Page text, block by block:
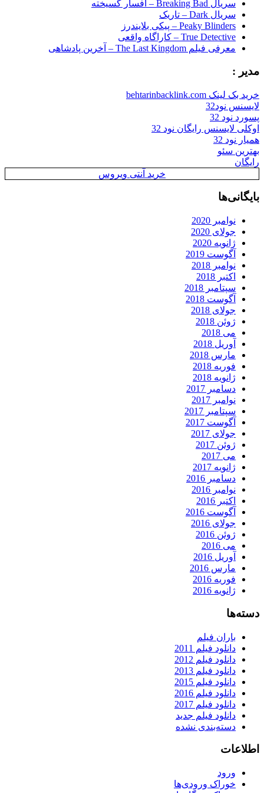
سریال Breaking Bad – افسار گسیخته
سریال Dark – تاریک
Peaky Blinders – پیکی بلایندرز
True Detective – کاراگاه واقعی
معرفی فیلم The Last Kingdom – آخرین پادشاهی
مدیر :
خرید بک لینک behtarinbacklink.com
لایسنس نود32
پسورد نود 32
اوکلی لایسنس رایگان نود 32
همیار نود 32
بهترین سئو
رایگان
خرید آنتی ویروس
بایگانی‌ها
نوامبر 2020
جولای 2020
ژانویه 2020
آگوست 2019
نوامبر 2018
اکتبر 2018
سپتامبر 2018
آگوست 2018
جولای 2018
ژوئن 2018
می 2018
آوریل 2018
مارس 2018
فوریه 2018
ژانویه 2018
دسامبر 2017
نوامبر 2017
سپتامبر 2017
آگوست 2017
جولای 2017
ژوئن 2017
می 2017
ژانویه 2017
دسامبر 2016
نوامبر 2016
اکتبر 2016
آگوست 2016
جولای 2016
ژوئن 2016
می 2016
آوریل 2016
مارس 2016
فوریه 2016
ژانویه 2016
دسته‌ها
باران فیلم
دانلود فیلم 2011
دانلود فیلم 2012
دانلود فیلم 2013
دانلود فیلم 2015
دانلود فیلم 2016
دانلود فیلم 2017
دانلود فیلم جدید
دسته‌بندی نشده
اطلاعات
ورود
خوراک ورودی‌ها